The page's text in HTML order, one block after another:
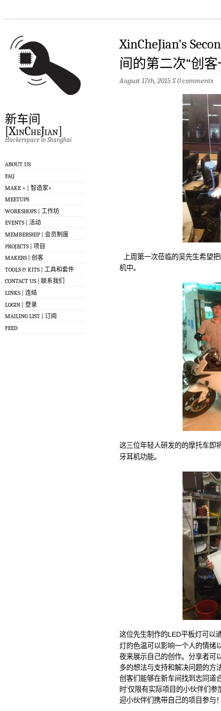
新车间
[XinCheJian]
Hackerspace in Shanghai
ABOUT US
FAQ
MAKE + | 智造家+
MEETUPS
WORKSHOPS | 工作坊
EVENTS | 活动
MEMBERSHIP | 会员制度
PROJECTS | 项目
MAKERS | 创客
TOOLS & KITS | 工具和套件
CONTACT US | 联系我们
LINKS | 连结
LOGIN | 登录
MAILING LIST | 订阅
FEED
XinCheJian's
间的第二次“创客
August 17th, 2015§0 comments
上周第一次莅临的吴先生希望
机中。
这三位年轻人研发的的摩托车即
牙耳机功能。
这位先生制作的LED平板灯可以
灯的色温可以影响一个人的情绪
夜来展示自己的创作。分享者可
多的想法与支持和解决问题的方
创客们能够在新车间找到志同道
时’仅限有实际项目的小伙伴们
迎小伙伴们携带自己的项目参与